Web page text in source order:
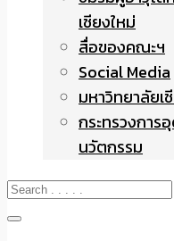
เชียงใหม่
สื่อของคณะฯ
Social Media
มหาวิทยาลัยเ
กระทรวงการ
นวัตกรรม